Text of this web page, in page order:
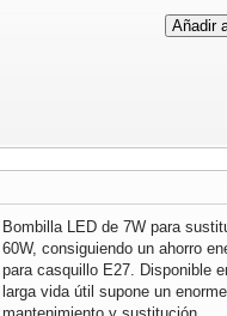
Bombilla LED de 7W para
60W, consiguiendo un ahorro
para casquillo E27. Disponible
larga vida útil supone un